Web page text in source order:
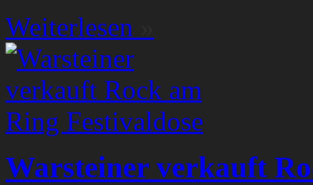
Weiterlesen
Warsteiner verkauft